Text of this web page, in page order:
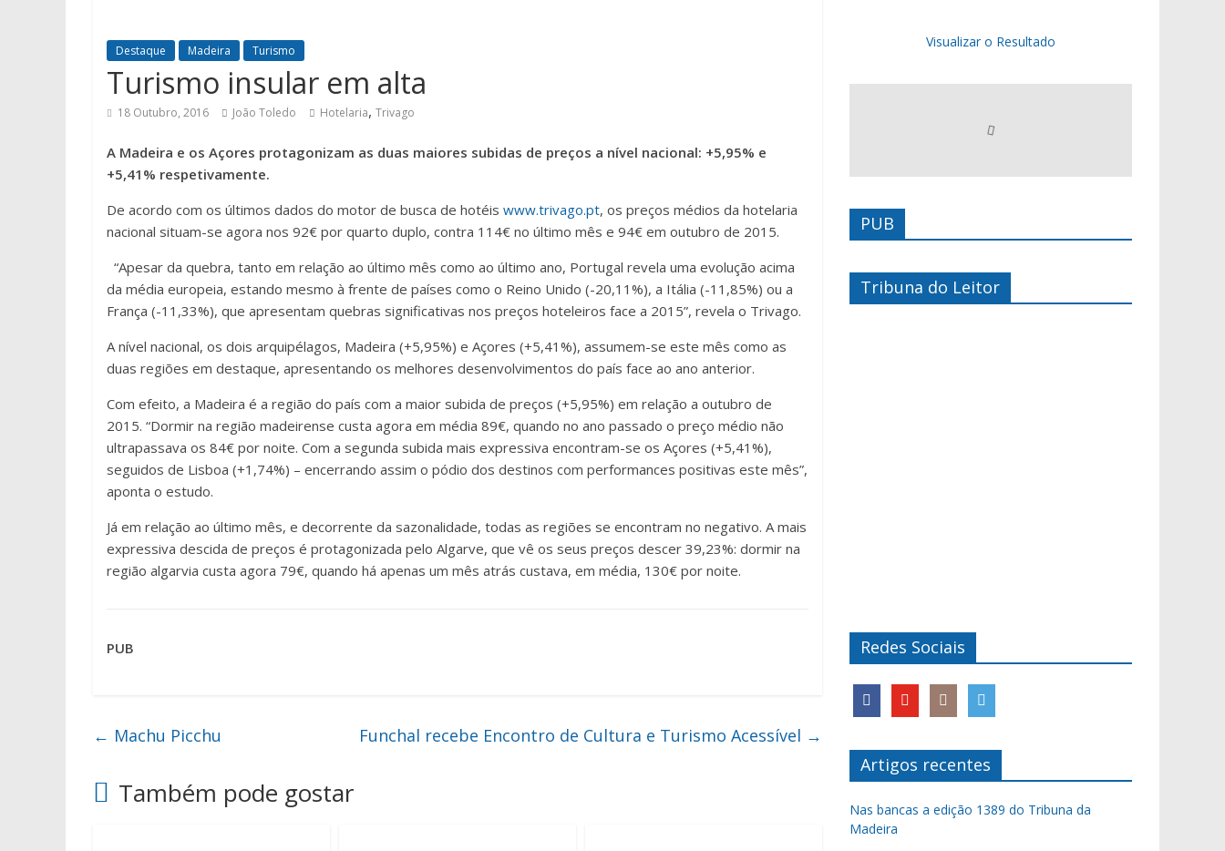
Destaque Madeira Turismo
Turismo insular em alta
18 Outubro, 2016 João Toledo Hotelaria, Trivago
A Madeira e os Açores protagonizam as duas maiores subidas de preços a nível nacional: +5,95% e
+5,41% respetivamente.
De acordo com os últimos dados do motor de busca de hotéis www.trivago.pt, os preços médios da hotelaria
nacional situam-se agora nos 92€ por quarto duplo, contra 114€ no último mês e 94€ em outubro de 2015.
“Apesar da quebra, tanto em relação ao último mês como ao último ano, Portugal revela uma evolução acima
da média europeia, estando mesmo à frente de países como o Reino Unido (-20,11%), a Itália (-11,85%) ou a
França (-11,33%), que apresentam quebras significativas nos preços hoteleiros face a 2015”, revela o Trivago.
A nível nacional, os dois arquipélagos, Madeira (+5,95%) e Açores (+5,41%), assumem-se este mês como as
duas regiões em destaque, apresentando os melhores desenvolvimentos do país face ao ano anterior.
Com efeito, a Madeira é a região do país com a maior subida de preços (+5,95%) em relação a outubro de
2015. “Dormir na região madeirense custa agora em média 89€, quando no ano passado o preço médio não
ultrapassava os 84€ por noite. Com a segunda subida mais expressiva encontram-se os Açores (+5,41%),
seguidos de Lisboa (+1,74%) – encerrando assim o pódio dos destinos com performances positivas este mês”,
aponta o estudo.
Já em relação ao último mês, e decorrente da sazonalidade, todas as regiões se encontram no negativo. A mais
expressiva descida de preços é protagonizada pelo Algarve, que vê os seus preços descer 39,23%: dormir na
região algarvia custa agora 79€, quando há apenas um mês atrás custava, em média, 130€ por noite.
PUB
← Machu Picchu Funchal recebe Encontro de Cultura e Turismo Acessível →
Também pode gostar
Visualizar o Resultado
PUB
Tribuna do Leitor
Redes Sociais
Artigos recentes
Nas bancas a edição 1389 do Tribuna da
Madeira